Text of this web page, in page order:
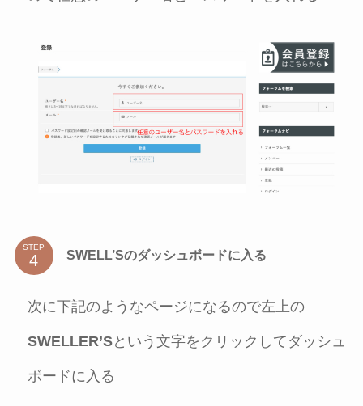
STEP
SWELL’Sのダッシュボードに入る
次に下記のようなページになるので左上の
SWELLER’Sという文字をクリックしてダッシュ
ボードに入る